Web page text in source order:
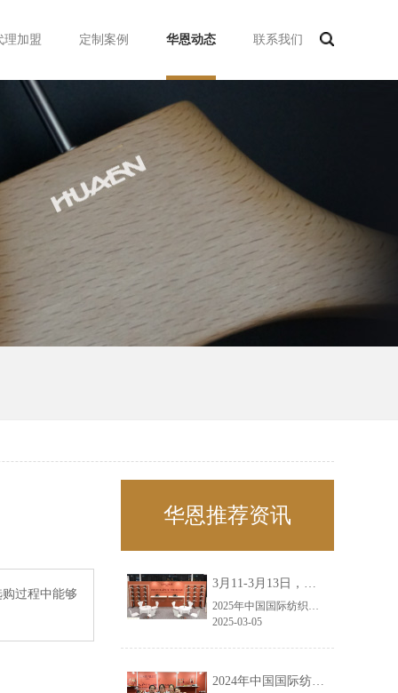
理加盟 定制案例 华恩动态 联系我们
过程中能够
华恩推荐资讯
3月11-3月13日，华恩诚邀您共赴上海面辅料春夏展——华恩
2025年中国国际纺织面料及辅料（春夏）博览会即将盛大开启！感谢您对华恩品牌的关注！3.11-3.13，杭州华恩（LEMONLEE）诚邀您共赴这场春日的宴会！
2025-03-05
2024年中国国际纺织面料及辅料（秋冬）博览会完美收官！——华恩